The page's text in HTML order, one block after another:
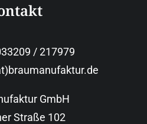
/ 217979
GmbH
Straße 102